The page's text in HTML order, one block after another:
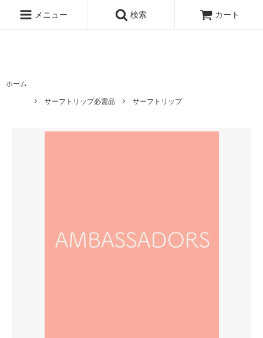
ノンケミカル日焼け止め、オーガニックコスメのオンライン通販ショッ
メニュー 検索 カート
ホーム
サーフトリップ必需品
サーフトリップ